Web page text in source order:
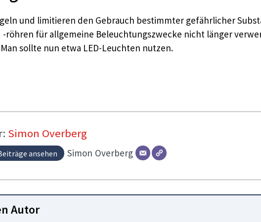
und limitieren den Gebrauch bestimmter gefährlicher
röhren für allgemeine Beleuchtungszwecke nicht länger
sollte nun etwa LED-Leuchten nutzen.
Simon Overberg
ansehen Simon Overberg
Autor